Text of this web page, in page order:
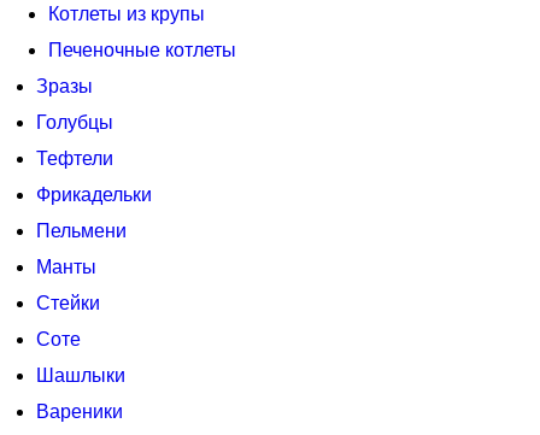
Котлеты из крупы
Печеночные котлеты
Зразы
Голубцы
Тефтели
Фрикадельки
Пельмени
Манты
Стейки
Соте
Шашлыки
Вареники